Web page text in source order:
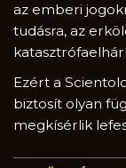
az emberi
tudásra, az
Ezért a
biztosít olyan
megkísérlik